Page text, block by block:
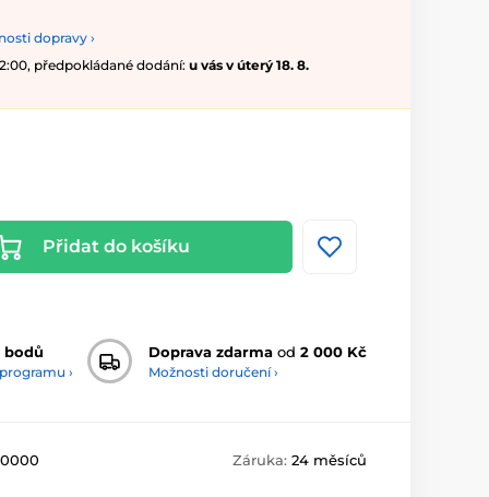
dopravy ›
předpokládané dodání: u vás v úterý 18. 8.
Přidat do košíku
bodů
›
Doprava zdarma od 2 000 Kč
Možnosti doručení ›
Záruka: 24 měsíců